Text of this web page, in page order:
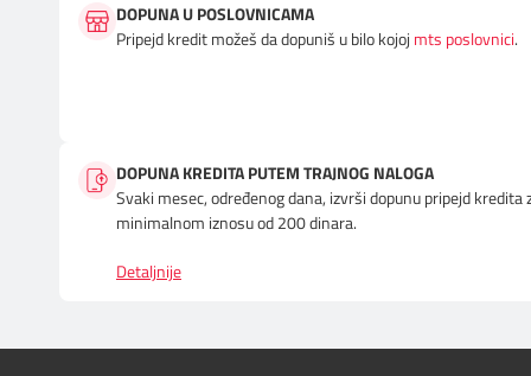
DOPUNA U POSLOVNICAMA
Pripejd kredit možeš da dopuniš u bilo kojoj mts poslovnici.
DOPUNA KREDITA PUTEM TRAJNOG NALOGA
Svaki mesec, određenog dana, izvrši dopunu pripejd kredita
minimalnom iznosu od 200 dinara.
Detaljnije